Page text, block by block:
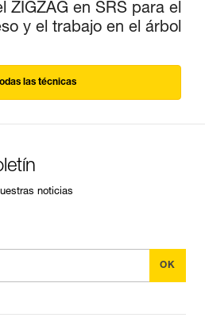
ZIGZAG en SRS para el
y el trabajo en el árbol
las técnicas
noticias